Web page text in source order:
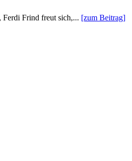
Frind freut sich,... [zum Beitrag]